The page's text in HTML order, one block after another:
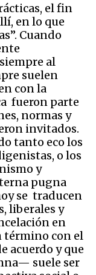
el fin
en lo que
Cuando
al
suelen
con la
fueron parte
normas y
invitados.
tanto eco los
o los
y
pugna
se traducen
liberales y
en
término con el
acuerdo y que
suele ser